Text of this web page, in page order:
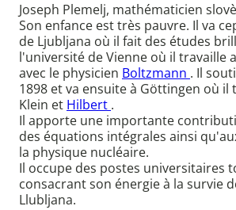
Joseph Plemelj, mathématicien
Son enfance est très pauvre. Il va
de Ljubljana où il fait des études
l'université de Vienne où il travaille
avec le physicien Boltzmann . Il
1898 et va ensuite à Göttingen où il
Klein et Hilbert .
Il apporte une importante
des équations intégrales ainsi
la physique nucléaire.
Il occupe des postes universitaires
consacrant son énergie à la survie
Llubljana.